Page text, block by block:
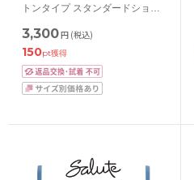
トンタイプ スタンダードショー
M/L/LL
3,300円 (税込)
150pt獲得